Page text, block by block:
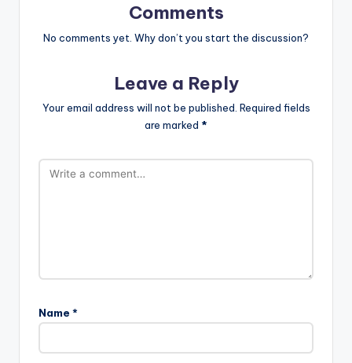
Comments
No comments yet. Why don’t you start the discussion?
Leave a Reply
Your email address will not be published. Required fields
are marked *
Name *